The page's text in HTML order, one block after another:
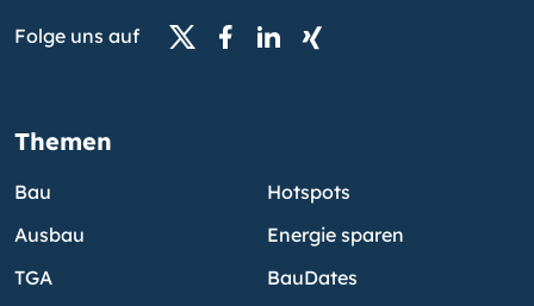
Folge uns auf
Themen
Bau
Ausbau
TGA
Hotspots
Energie sparen
BauDates